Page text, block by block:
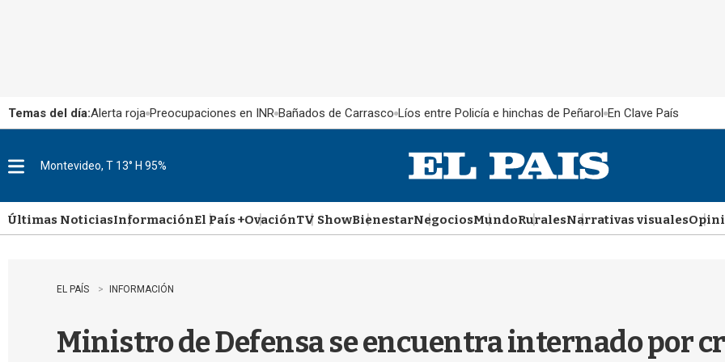
Temas del día:Alerta roja Preocupaciones en INR Bañados de Carrasco Líos entre Policía e hinchas de Peñarol En Clave País
u
Montevideo, T 13° H 95%
Últimas NoticiasInformaciónEl País +OvaciónTV ShowBienestarNegociosMundoRuralesNarrativas visuales
EL PAÍS INFORMACIÓN
Ministro de Defensa se encuentra internado por